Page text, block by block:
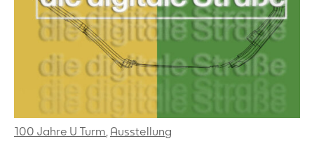
100 Jahre U Turm, Ausstellung